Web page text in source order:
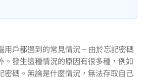
用戶都遇到的常見情況 – 由於忘記密碼
。發生這種情況的原因有很多種，例如
密碼。無論是什麼情況，無法存取自己